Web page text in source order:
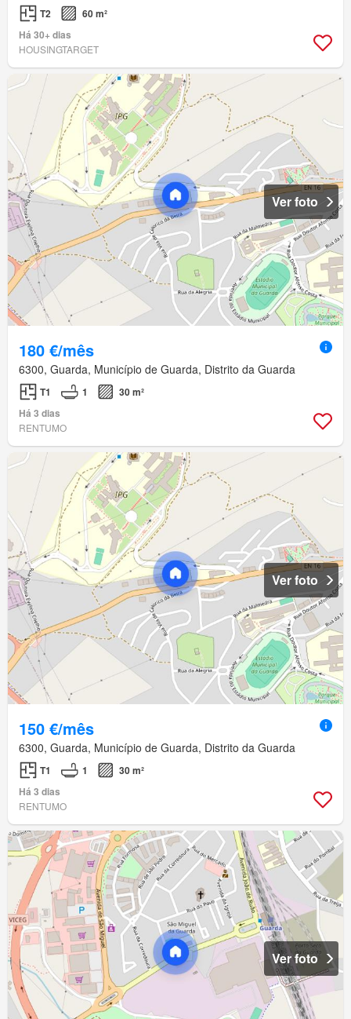
T2
60 m²
Há 30+ dias
HOUSINGTARGET
Ver foto
180 €/mês
6300, Guarda, Município de Guarda, Distrito da Guarda
T1 1
30 m²
Há 3 dias
RENTUMO
Ver foto
150 €/mês
6300, Guarda, Município de Guarda, Distrito da Guarda
T1 1
30 m²
Há 3 dias
RENTUMO
Ver foto